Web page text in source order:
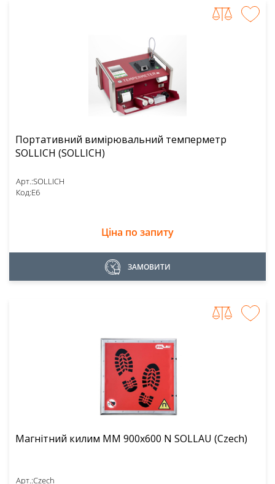
Портативний вимірювальний темперметр
SOLLICH (SOLLICH)
Арт.:SOLLICH
Код:E6
Ціна по запиту
ЗАМОВИТИ
Магнітний килим MM 900x600 N SOLLAU (Czech)
Арт.:Czech